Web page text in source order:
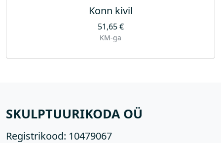
Konn kivil
51,65€
KM-ga
SKULPTUURIKODA OÜ
Registrikood: 10479067